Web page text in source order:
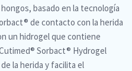
basado en la tecnología
de contacto con la herida
un hidrogel que contiene
Sorbact® Hydrogel
la herida y facilita el